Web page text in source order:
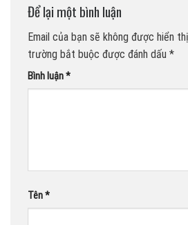
Để lại một bình luận
Email của bạn sẽ không được hiển
trường bắt buộc được đánh dấu *
Bình luận*
Tên*